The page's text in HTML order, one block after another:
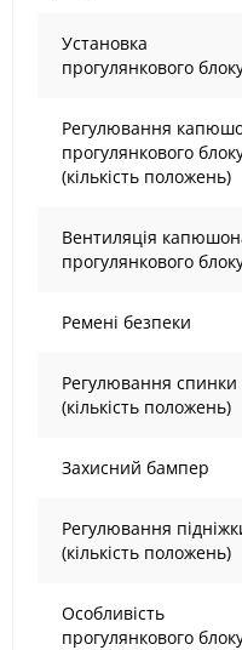
Установка
прогулянкового
Регулювання
прогулянкового
(кількість положень)
Вентиляція
прогулянкового
Ремені безпеки
Регулювання спинки
(кількість положень)
Захисний бампер
Регулювання
(кількість положень)
Особливість
прогулянкового